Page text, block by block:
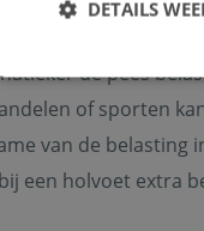
factoren zijn
de pees
of sporten
van de belasting
een holvoet extra
DETAILS
Strikt
accountbeheer. De